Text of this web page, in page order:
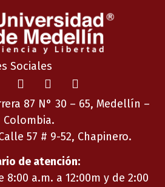
Sociales
87 N° 30 – 65, Medellín –
Colombia.
57 # 9-52, Chapinero.
de atención:
8:00 a.m. a 12:00m y de 2:00